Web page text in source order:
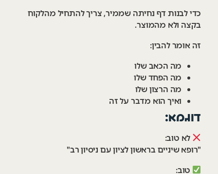
כדי לבנות דף נחיתה שממיר, צריך להתחיל מהלקוח
בקצה ולא מהמוצר.
זה אומר להבין:
מה הכאב שלו
מה הפחד שלו
מה הרצון שלו
ואיך הוא מדבר על זה
דוגמא:
לא טוב:
"רופא שיניים בראשון לציון עם ניסיון רב"
טוב: